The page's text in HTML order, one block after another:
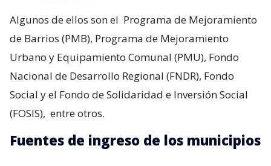
Algunos de ellos son el Programa de Mejoramiento
de Barrios (PMB), Programa de Mejoramiento
Urbano y Equipamiento Comunal (PMU), Fondo
Nacional de Desarrollo Regional (FNDR), Fondo
Social y el Fondo de Solidaridad e Inversión Social
(FOSIS), entre otros.
Fuentes de ingreso de los municipios